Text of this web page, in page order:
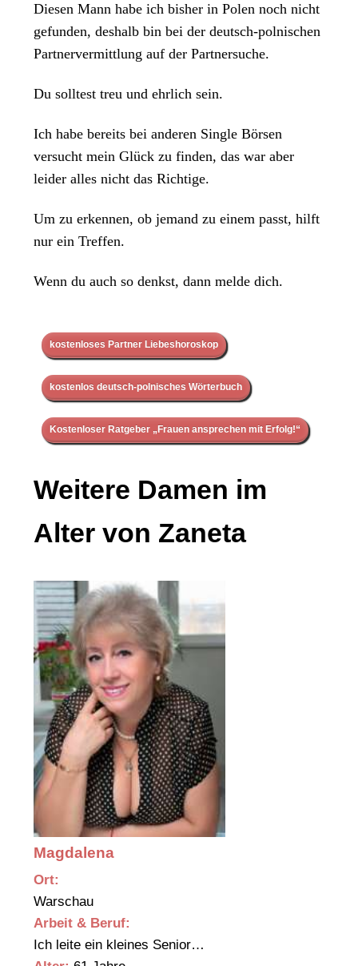
Diesen Mann habe ich bisher in Polen noch nicht
gefunden, deshalb bin bei der deutsch-polnischen
Partnervermittlung auf der Partnersuche.
Du solltest treu und ehrlich sein.
Ich habe bereits bei anderen Single Börsen
versucht mein Glück zu finden, das war aber
leider alles nicht das Richtige.
Um zu erkennen, ob jemand zu einem passt, hilft
nur ein Treffen.
Wenn du auch so denkst, dann melde dich.
kostenloses Partner Liebeshoroskop
kostenlos deutsch-polnisches Wörterbuch
Kostenloser Ratgeber „Frauen ansprechen mit Erfolg!“
Weitere Damen im
Alter von Zaneta
Magdalena
Ort:
Warschau
Arbeit & Beruf:
Ich leite ein kleines Senior…